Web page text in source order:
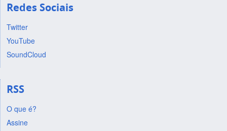
Redes Sociais
Twitter
YouTube
SoundCloud
RSS
O que é?
Assine